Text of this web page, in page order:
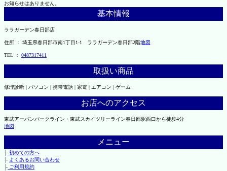
お知らせはありません。
基本情報
ララガーデン春日部店
住所 ： 埼玉県春日部市南1丁目1-1 ララガーデン春日部2階地図
TEL ： 0487317411
取扱い商品
修理診断 | パソコン | 携帯電話 | 家電 | エアコン | ゲーム
お店へのアクセス
東武アーバンパークライン・東武スカイツリーライン春日部駅西口から徒歩4分
地図
メニュー
├初めての方へ
├ よくあるお問い合わせ
├ご利用規約